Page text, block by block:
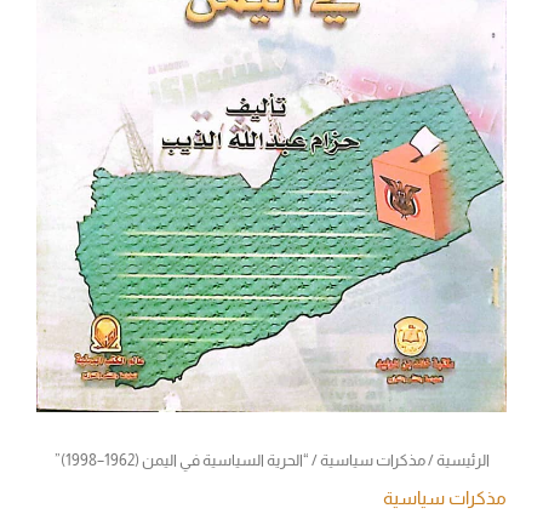
الرئيسية/مذكرات سياسية/ “الحرية السياسية في اليمن (1962–1998)”
مذكرات سياسية